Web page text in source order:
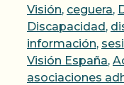
Visión, ceguera,
Discapacidad,
información,
Visión España,
asociaciones